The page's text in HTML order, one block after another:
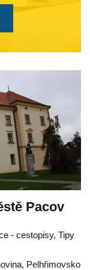
Pacov
- cestopisy, Tipy
, Pelhřimovsko